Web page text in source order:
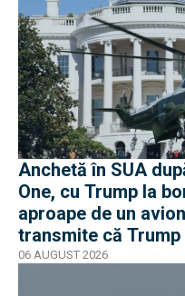
Anchetă în SUA
One, cu Trump la
aproape de un
transmite că
moment în pericol
06 AUGUST 2026